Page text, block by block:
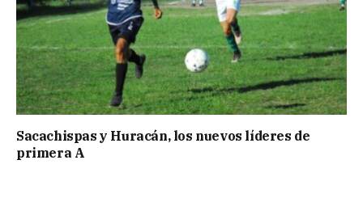
Sacachispas y Huracán, los nuevos líderes de
primera A